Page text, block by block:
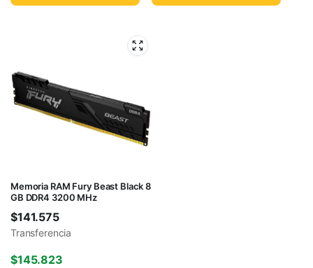
Memoria RAM Fury Beast Black 8
GB DDR4 3200 MHz
$141.575
Transferencia
$145.823